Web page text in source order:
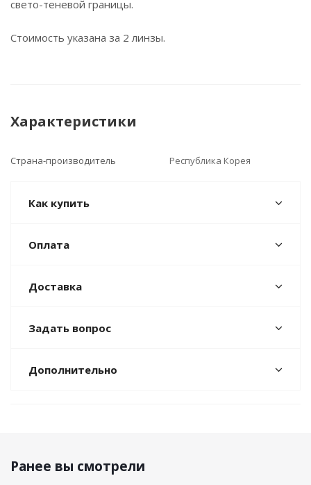
свето-теневой границы.
Стоимость указана за 2 линзы.
Характеристики
Страна-производитель Республика Корея
Как купить
Оплата
Доставка
Задать вопрос
Дополнительно
Ранее вы смотрели